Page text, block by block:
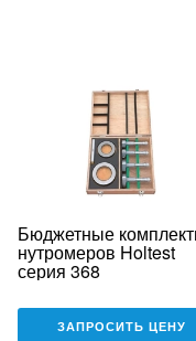
Бюджетные
нутромеров Holtest
серия 368
ЗАПРОСИТЬ ЦЕНУ